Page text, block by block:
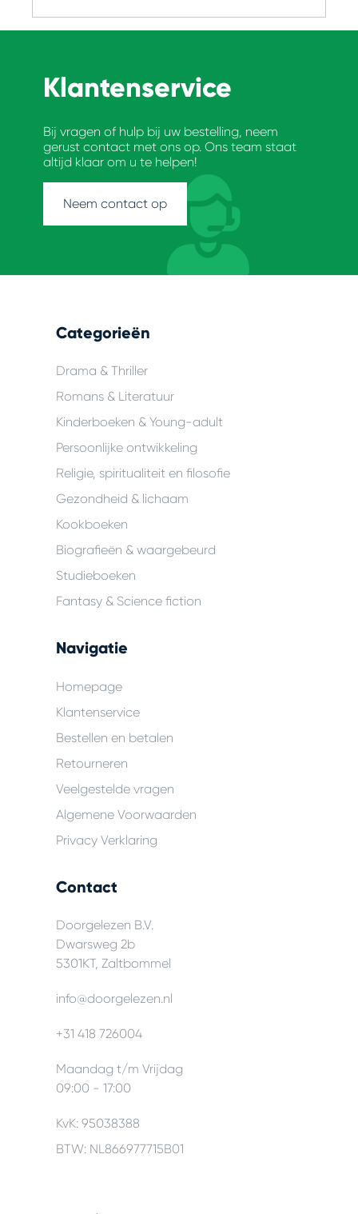
Klantenservice
Bij vragen of hulp bij uw bestelling, neem
gerust contact met ons op. Ons team staat
altijd klaar om u te helpen!
Neem contact op
Categorieën
Drama & Thriller
Romans & Literatuur
Kinderboeken & Young-adult
Persoonlijke ontwikkeling
Religie, spiritualiteit en filosofie
Gezondheid & lichaam
Kookboeken
Biografieën & waargebeurd
Studieboeken
Fantasy & Science fiction
Navigatie
Homepage
Klantenservice
Bestellen en betalen
Retourneren
Veelgestelde vragen
Algemene Voorwaarden
Privacy Verklaring
Contact
Doorgelezen B.V.
Dwarsweg 2b
5301KT, Zaltbommel
info@doorgelezen.nl
+31 418 726004
Maandag t/m Vrijdag
09:00 - 17:00
KvK: 95038388
BTW: NL866977715B01